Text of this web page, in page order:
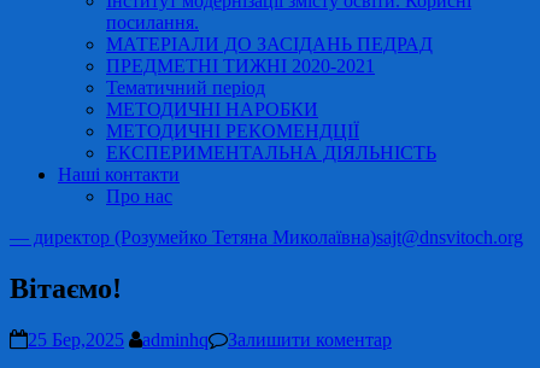
посилання.
МАТЕРІАЛИ ДО ЗАСІДАНЬ ПЕДРАД
ПРЕДМЕТНІ ТИЖНІ 2020-2021
Тематичний період
МЕТОДИЧНІ НАРОБКИ
МЕТОДИЧНІ РЕКОМЕНДЦІЇ
ЕКСПЕРИМЕНТАЛЬНА ДІЯЛЬНІСТЬ
Наші контакти
Про нас
— директор (Розумейко Тетяна Миколаївна)sajt@dnsvitoch.org
Вітаємо!
25 Бер,2025 adminhq
Залишити коментар